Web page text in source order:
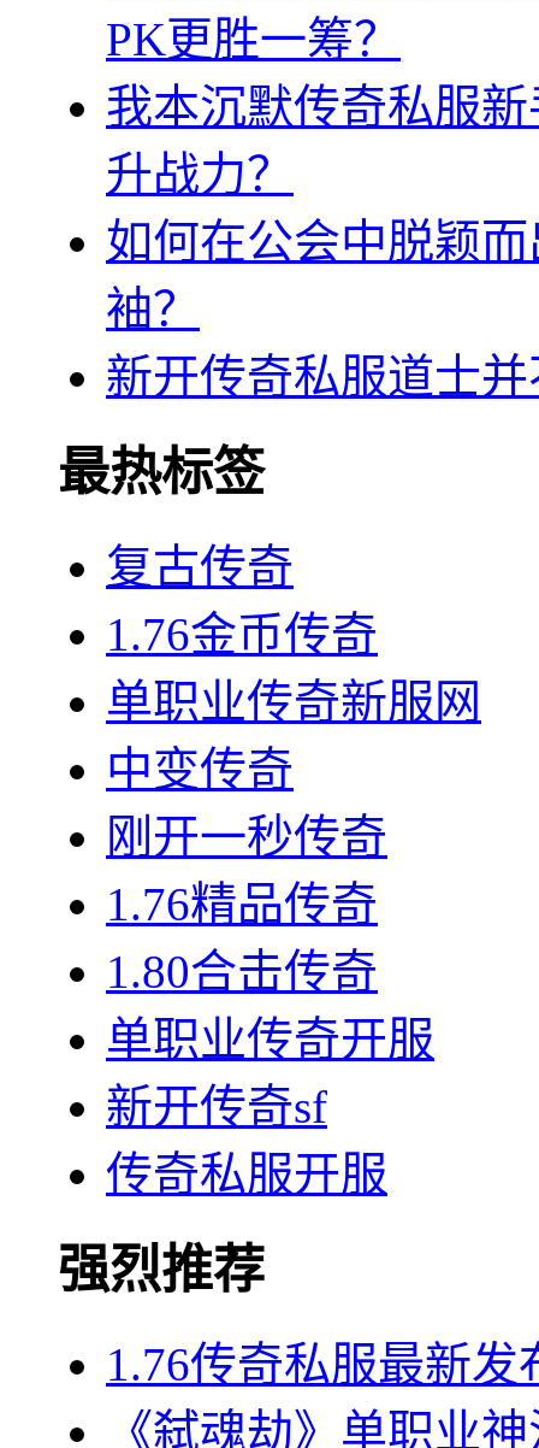
PK更胜一筹？
我本沉默传奇私服
升战力？
如何在公会中脱颖
袖？
新开传奇私服道士
最热标签
复古传奇
1.76金币传奇
单职业传奇新服网
中变传奇
刚开一秒传奇
1.76精品传奇
1.80合击传奇
单职业传奇开服
新开传奇sf
传奇私服开服
强烈推荐
1.76传奇私服最新
《弑魂劫》单职业